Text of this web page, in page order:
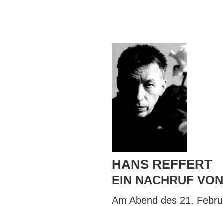
HANS REFFERT
EIN NACHRUF
Am Abend des 21.